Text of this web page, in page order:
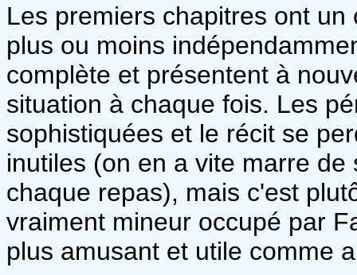
Les premiers chapitres ont
plus ou moins
complète et présentent à
situation à chaque fois. Les
sophistiquées et le récit se
inutiles (on en a vite marre
chaque repas), mais c'est
vraiment mineur occupé par
plus amusant et utile comme